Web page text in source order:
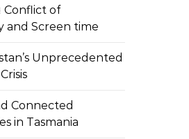
Conflict of
and Screen time
Unprecedented
Connected
in Tasmania